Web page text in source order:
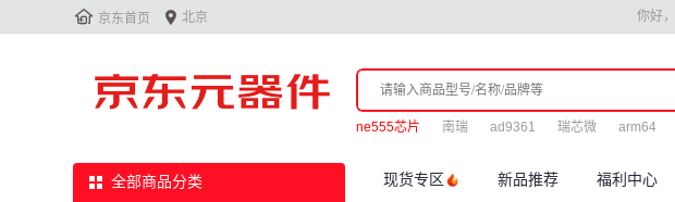
 京东首页  北京 你好，
ne555芯片 南瑞 ad9361 瑞芯微 arm64
全部商品分类 现货专区 新品推荐 福利中心